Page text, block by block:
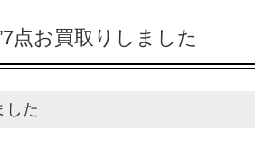
点お買取りしました
した